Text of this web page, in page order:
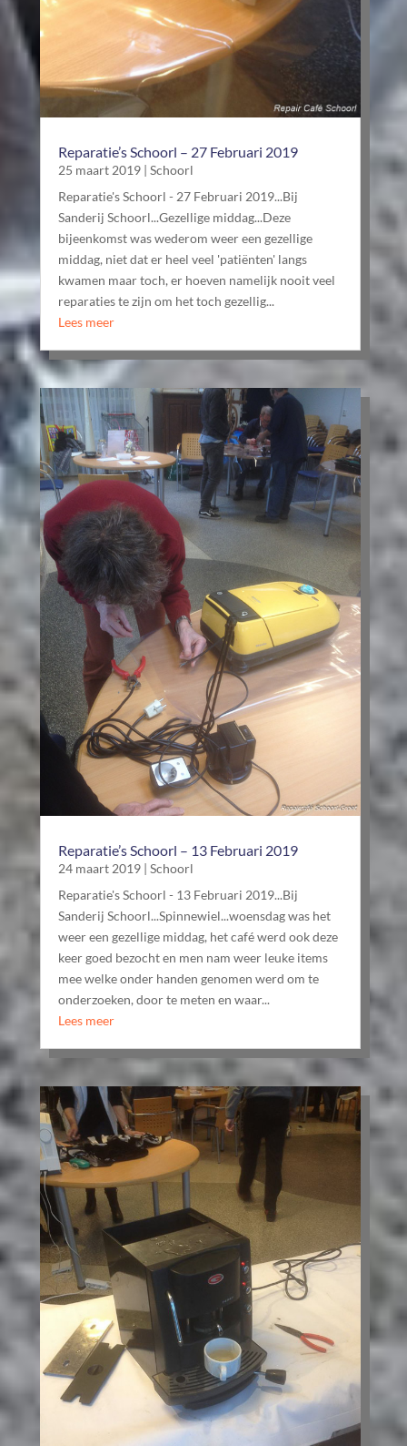
Reparatie’s Schoorl – 27 Februari 2019
25 maart 2019 |Schoorl
Reparatie's Schoorl - 27 Februari 2019...Bij
Sanderij Schoorl...Gezellige middag...Deze
bijeenkomst was wederom weer een gezellige
middag, niet dat er heel veel 'patiënten' langs
kwamen maar toch, er hoeven namelijk nooit veel
reparaties te zijn om het toch gezellig...
Lees meer
Reparatie’s Schoorl – 13 Februari 2019
24 maart 2019 |Schoorl
Reparatie's Schoorl - 13 Februari 2019...Bij
Sanderij Schoorl...Spinnewiel...woensdag was het
weer een gezellige middag, het café werd ook deze
keer goed bezocht en men nam weer leuke items
mee welke onder handen genomen werd om te
onderzoeken, door te meten en waar...
Lees meer